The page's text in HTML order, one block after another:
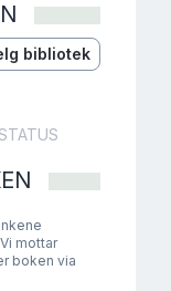
bibliotek
mottar
boken via